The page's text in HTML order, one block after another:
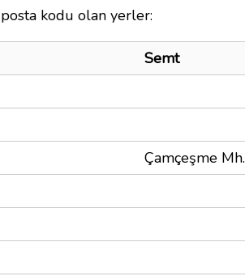
kodu olan yerler:
Semt
Çamçeşme Mh.